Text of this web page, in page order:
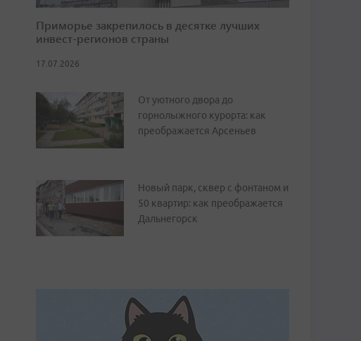
Приморье закрепилось в десятке лучших
инвест-регионов страны
17.07.2026
От уютного двора до
горнолыжного курорта: как
преображается Арсеньев
Новый парк, сквер с фонтаном и
50 квартир: как преображается
Дальнегорск